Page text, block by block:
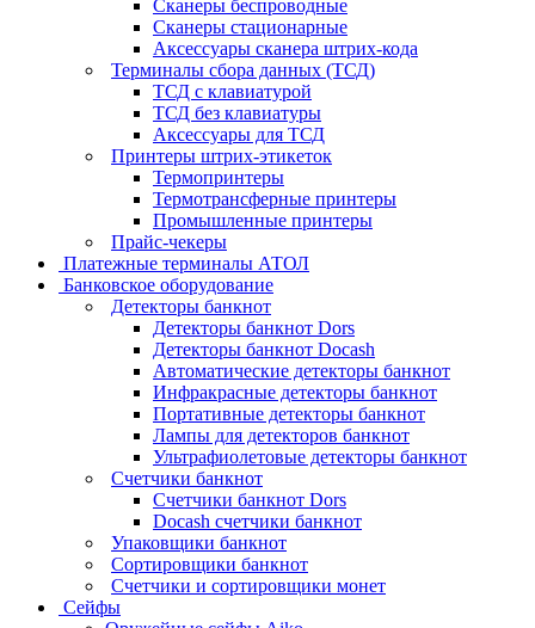
Сканеры беспроводные
Сканеры стационарные
Аксессуары сканера штрих-кода
Терминалы сбора данных (ТСД)
ТСД с клавиатурой
ТСД без клавиатуры
Аксессуары для ТСД
Принтеры штрих-этикеток
Термопринтеры
Термотрансферные принтеры
Промышленные принтеры
Прайс-чекеры
Платежные терминалы АТОЛ
Банковское оборудование
Детекторы банкнот
Детекторы банкнот Dors
Детекторы банкнот Docash
Автоматические детекторы банкнот
Инфракрасные детекторы банкнот
Портативные детекторы банкнот
Лампы для детекторов банкнот
Ультрафиолетовые детекторы банкнот
Счетчики банкнот
Счетчики банкнот Dors
Docash счетчики банкнот
Упаковщики банкнот
Сортировщики банкнот
Счетчики и сортировщики монет
Сейфы